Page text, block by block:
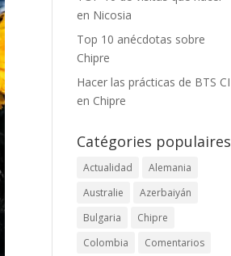
en Nicosia
Top 10 anécdotas sobre
Chipre
Hacer las prácticas de BTS CI
en Chipre
Catégories populaires
Actualidad
Alemania
Australie
Azerbaiyán
Bulgaria
Chipre
Colombia
Comentarios